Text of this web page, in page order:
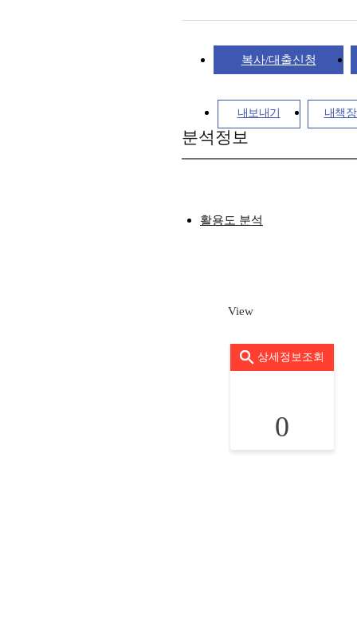
복사/대출신청
내보내기 내책
분석정보
활용도 분석
View
상세정보조회
0